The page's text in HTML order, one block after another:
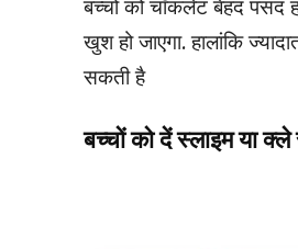
बच्चों को चॉकलेट बेहद पसंद
खुश हो जाएगा. हालांकि
सकती है
बच्चों को दें स्लाइम या